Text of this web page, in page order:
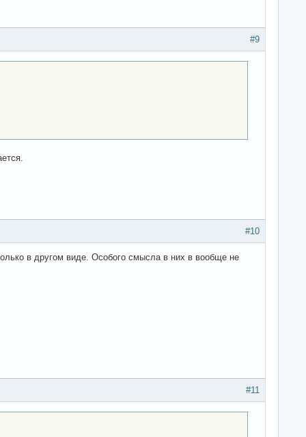
#9
#10
в другом виде. Особого смысла в них в вообще не
#11